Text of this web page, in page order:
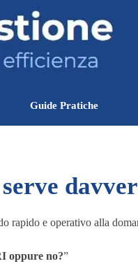
▼
Guide Pratiche
rapido e operativo alla
oppure no?”